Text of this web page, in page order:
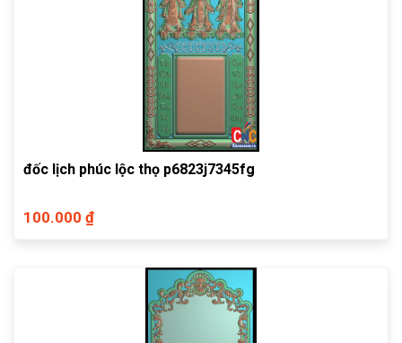
đốc lịch phúc lộc thọ p6823j7345fg
100.000 ₫